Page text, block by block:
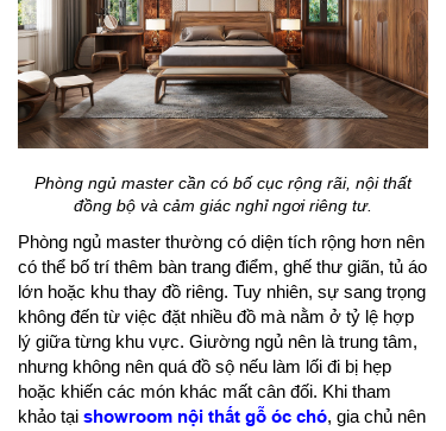
Phòng ngủ master cần có bố cục rộng rãi, nội thất
đồng bộ và cảm giác nghỉ ngơi riêng tư.
Phòng ngủ master thường có diện tích rộng hơn nên
có thể bố trí thêm bàn trang điểm, ghế thư giãn, tủ áo
lớn hoặc khu thay đồ riêng. Tuy nhiên, sự sang trọng
không đến từ việc đặt nhiều đồ mà nằm ở tỷ lệ hợp
lý giữa từng khu vực. Giường ngủ nên là trung tâm,
nhưng không nên quá đồ sộ nếu làm lối đi bị hẹp
hoặc khiến các món khác mất cân đối. Khi tham
khảo tại showroom nội thất gỗ óc chó, gia chủ nên